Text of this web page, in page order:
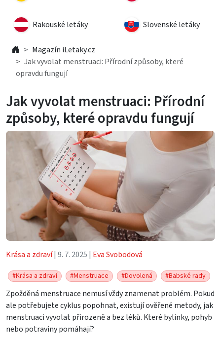
Rakouské letáky Slovenské letáky
Magazín iLetaky.cz
Jak vyvolat menstruaci: Přírodní způsoby, které
opravdu fungují
Jak vyvolat menstruaci: Přírodní
způsoby, které opravdu fungují
Krása a zdraví| 9. 7. 2025 | Eva Svobodová
#Krása a zdraví #Menstruace #Dovolená #Babské rady
Zpožděná menstruace nemusí vždy znamenat problém. Pokud
ale potřebujete cyklus popohnat, existují ověřené metody, jak
menstruaci vyvolat přirozeně a bez léků. Které bylinky, pohyb
nebo potraviny pomáhají?